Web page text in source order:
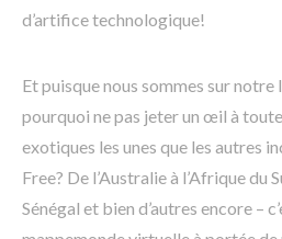
d’artifice technologique!
Et puisque nous sommes sur
pourquoi ne pas jeter un œil à
exotiques les unes que les autres
Free? De l’Australie à l’Afrique du
Sénégal et bien d’autres encore –